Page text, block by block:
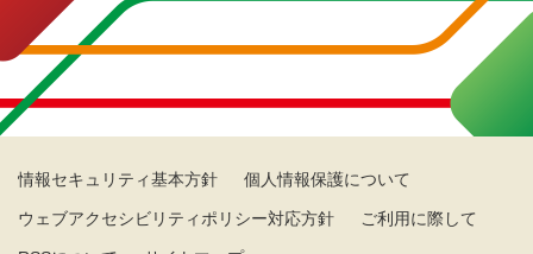
情報セキュリティ基本方針 個人情報保護について
ウェブアクセシビリティポリシー対応方針 ご利用に際して